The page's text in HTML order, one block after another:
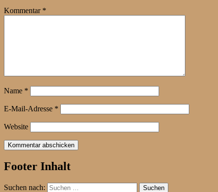
Kommentar *
Name *
E-Mail-Adresse *
Website
Footer Inhalt
Suchen nach: